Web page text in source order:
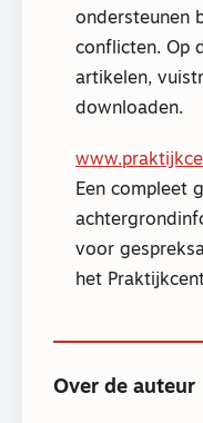
ondersteunen
conflicten. Op
artikelen,
downloaden.
Een compleet
voor
het
Over de auteur